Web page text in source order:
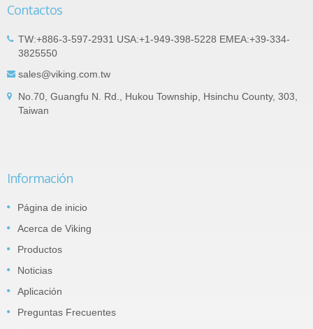
Contactos
TW:+886-3-597-2931 USA:+1-949-398-5228 EMEA:+39-334-
3825550
sales@viking.com.tw
No.70, Guangfu N. Rd., Hukou Township, Hsinchu County, 303,
Taiwan
Información
Página de inicio
Acerca de Viking
Productos
Noticias
Aplicación
Preguntas Frecuentes